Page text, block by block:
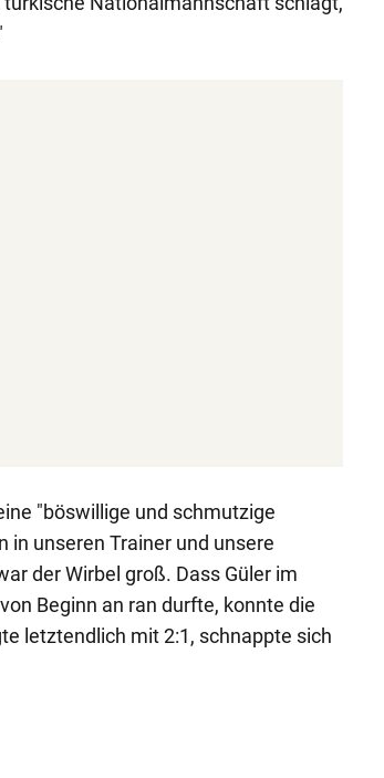
"böswillige und schmutzige
in unseren Trainer und unsere
der Wirbel groß. Dass Güler im
Beginn an ran durfte, konnte die
letztendlich mit 2:1, schnappte sich